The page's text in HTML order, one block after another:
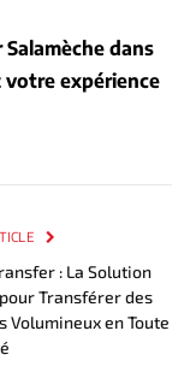
dans
votre expérience
: La Solution
Transférer des
Volumineux en Toute